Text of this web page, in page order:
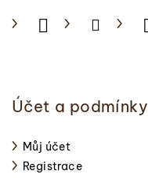
Účet a podmínky
Můj účet
Registrace